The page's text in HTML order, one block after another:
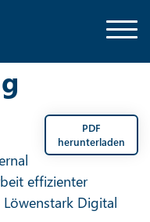
PDF
herunterladen
effizienter
Digital